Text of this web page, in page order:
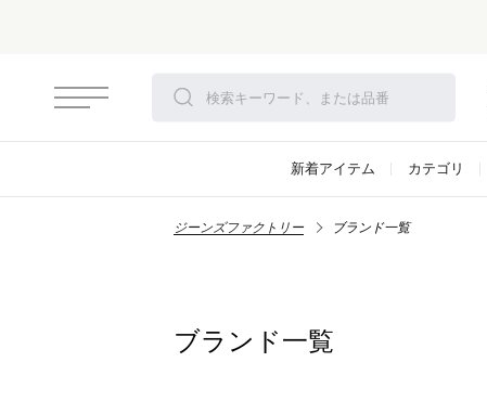
新着アイテム カテゴリ
ジーンズファクトリー ブランド一覧
ブランド一覧